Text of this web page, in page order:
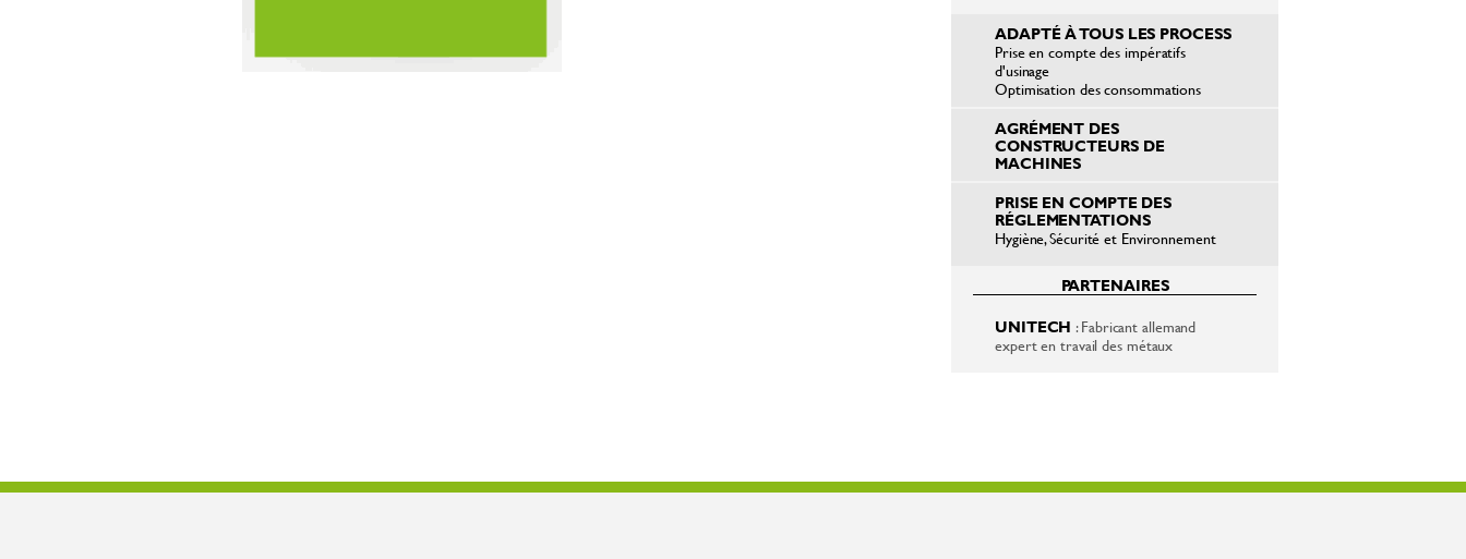
ADAPTÉ À TOUS LES PROCESS
Prise en compte des impératifs
d'usinage
Optimisation des consommations
AGRÉMENT DES
CONSTRUCTEURS DE
MACHINES
PRISE EN COMPTE DES
RÉGLEMENTATIONS
Hygiène, Sécurité et Environnement
PARTENAIRES
UNITECH : Fabricant allemand
expert en travail des métaux